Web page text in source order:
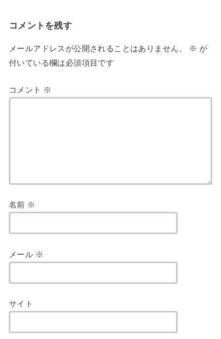
コメントを残す
メールアドレスが公開されることはありません。 ※ が
付いている欄は必須項目です
コメント ※
名前 ※
メール ※
サイト